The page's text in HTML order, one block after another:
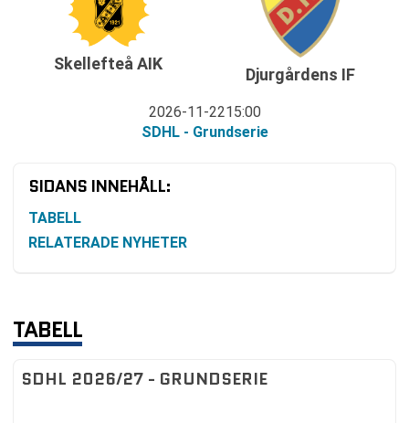
Skellefteå AIK
2026-11-2215:00
SDHL - Grundserie
Djurgårdens IF
SIDANS INNEHÅLL:
TABELL
RELATERADE NYHETER
TABELL
SDHL 2026/27 - GRUNDSERIE